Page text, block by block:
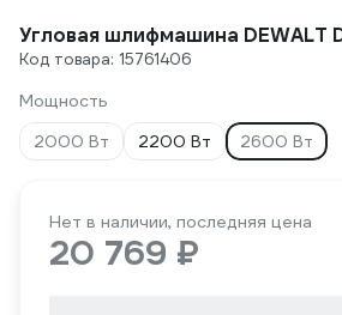
Угловая шлифмашина DEWALT
Код товара: 15761406
Мощность
2000 Вт
2200 Вт 2600 Вт
Нет в наличии, последняя цена
20 769 ₽